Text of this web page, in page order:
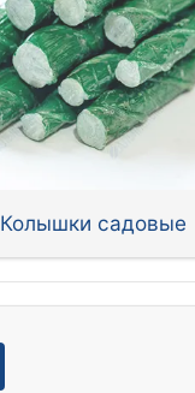
Колышки садовые